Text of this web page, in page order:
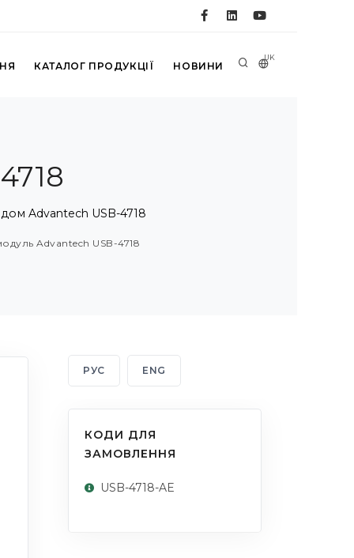
UK
КАТАЛОГ ПРОДУКЦІЇ НОВИНИ
Advantech USB-4718
Advantech USB-4718
РУС ENG
КОДИ ДЛЯ
ЗАМОВЛЕННЯ
USB-4718-AE